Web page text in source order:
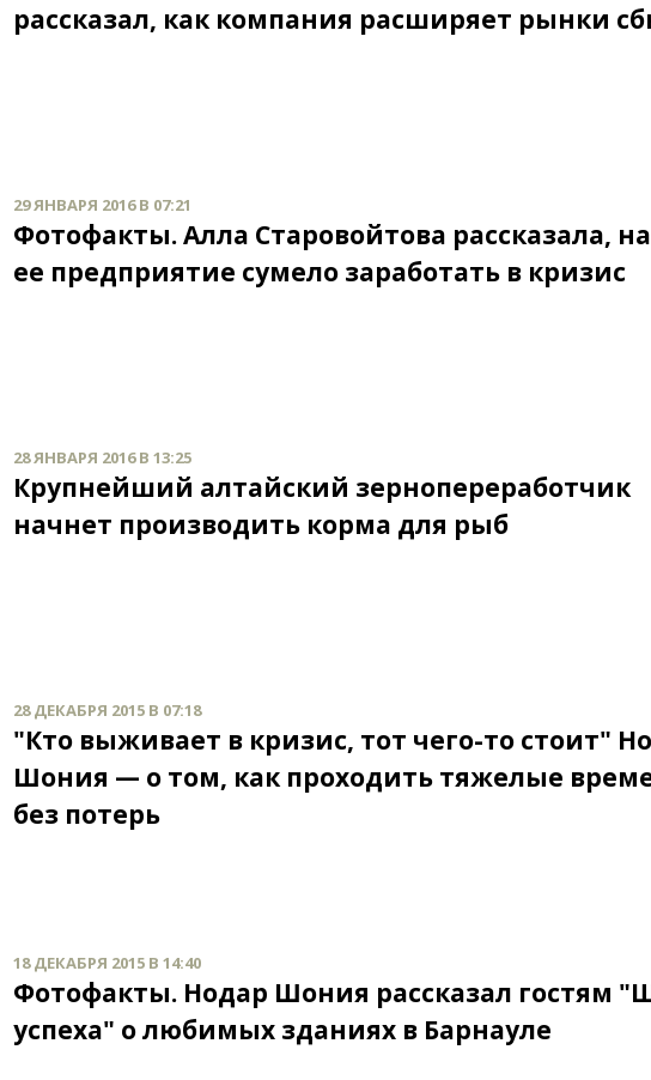
рассказал, как компания расширяет рынки
29 ЯНВАРЯ 2016 В 07:21
Фотофакты. Алла Старовойтова рассказала,
ее предприятие сумело заработать в кризис
28 ЯНВАРЯ 2016 В 13:25
Крупнейший алтайский зернопереработчик
начнет производить корма для рыб
28 ДЕКАБРЯ 2015 В 07:18
"Кто выживает в кризис, тот чего-то стоит"
Шония — о том, как проходить тяжелые
без потерь
18 ДЕКАБРЯ 2015 В 14:40
Фотофакты. Нодар Шония рассказал гостям
успеха" о любимых зданиях в Барнауле